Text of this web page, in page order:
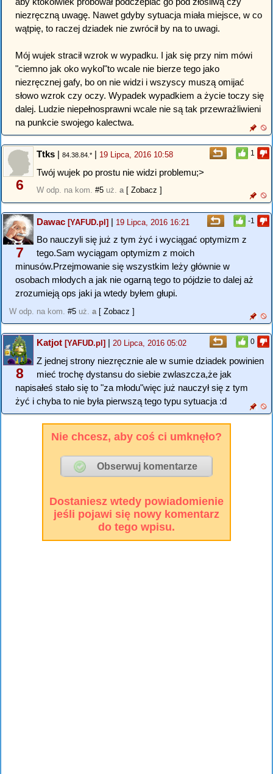
niezręczną uwagę. Nawet gdyby sytuacja miała miejsce, w co
wątpię, to raczej dziadek nie zwrócił by na to uwagi.
Mój wujek stracił wzrok w wypadku. I jak się przy nim mówi
"ciemno jak oko wykol"to wcale nie bierze tego jako
niezręcznej gafy, bo on nie widzi i wszyscy muszą omijać
słowo wzrok czy oczy. Wypadek wypadkiem a życie toczy się
dalej. Ludzie niepełnosprawni wcale nie są tak przewrażliwieni
na punkcie swojego kalectwa.
1
6
Ttks | 84.38.84.* | 19 Lipca, 2016 10:58
Twój wujek po prostu nie widzi problemu;>
W odp. na kom. #5 uż. a [ Zobacz ]
-1
7
Dawac [YAFUD.pl] | 19 Lipca, 2016 16:21
Bo nauczyli się już z tym żyć i wyciągać optymizm z
tego.Sam wyciągam optymizm z moich
minusów.Przejmowanie się wszystkim leży głównie w
osobach młodych a jak nie ogarną tego to pójdzie to dalej aż
zrozumieją ops jaki ja wtedy byłem głupi.
W odp. na kom. #5 uż. a [ Zobacz ]
0
8
Katjot [YAFUD.pl] | 20 Lipca, 2016 05:02
Z jednej strony niezręcznie ale w sumie dziadek powinien
mieć trochę dystansu do siebie zwlaszcza,że jak
napisałeś stało się to "za młodu"więc już nauczył się z tym
żyć i chyba to nie była pierwszą tego typu sytuacja :d
Nie chcesz, aby coś ci umknęło?
Dostaniesz wtedy powiadomienie
jeśli pojawi się nowy komentarz
do tego wpisu.